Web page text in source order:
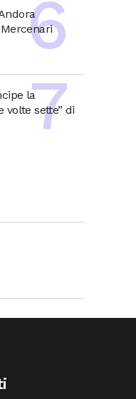
la
volte sette” di